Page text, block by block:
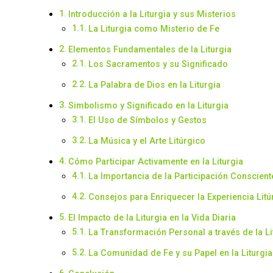
Introducción a la Liturgia y sus Misterios
La Liturgia como Misterio de Fe
Elementos Fundamentales de la Liturgia
Los Sacramentos y su Significado
La Palabra de Dios en la Liturgia
Simbolismo y Significado en la Liturgia
El Uso de Símbolos y Gestos
La Música y el Arte Litúrgico
Cómo Participar Activamente en la Liturgia
La Importancia de la Participación
Consejos para Enriquecer la Experiencia
El Impacto de la Liturgia en la Vida Diaria
La Transformación Personal a través de la
La Comunidad de Fe y su Papel en la Liturgia